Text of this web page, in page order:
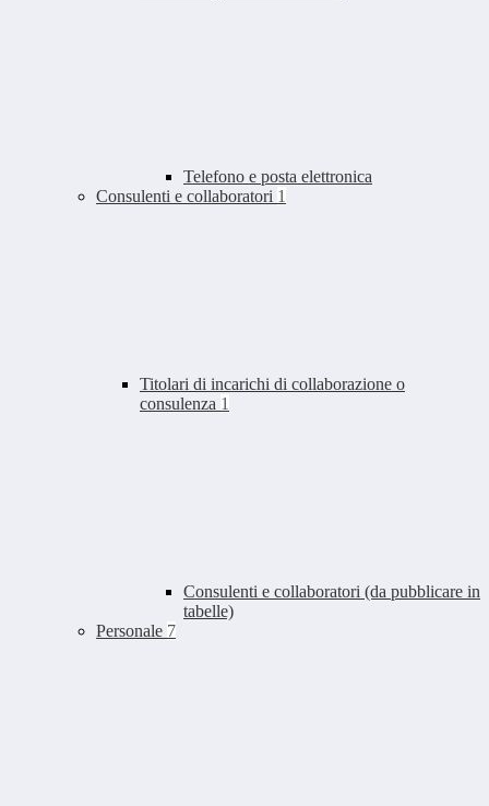
Telefono e posta elettronica
Consulenti e collaboratori 1
Titolari di incarichi di collaborazione o
consulenza 1
Consulenti e collaboratori (da pubblicare in
tabelle)
Personale 7